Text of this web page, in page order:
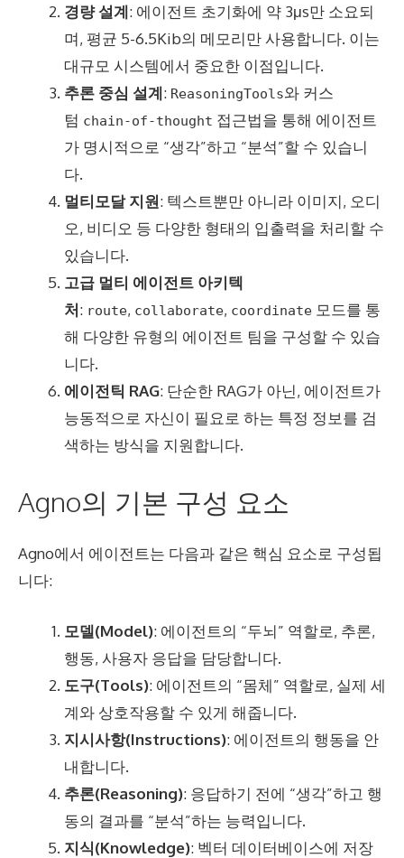
경량 설계: 에이전트 초기화에 약 3μs만 소요되
며, 평균 5-6.5Kib의 메모리만 사용합니다. 이는
대규모 시스템에서 중요한 이점입니다.
추론 중심 설계: ReasoningTools와 커스
텀 chain-of-thought 접근법을 통해 에이전트
가 명시적으로 “생각”하고 “분석”할 수 있습니
다.
멀티모달 지원: 텍스트뿐만 아니라 이미지, 오디
오, 비디오 등 다양한 형태의 입출력을 처리할 수
있습니다.
고급 멀티 에이전트 아키텍
처: route, collaborate, coordinate 모드를 통
해 다양한 유형의 에이전트 팀을 구성할 수 있습
니다.
에이전틱 RAG: 단순한 RAG가 아닌, 에이전트가
능동적으로 자신이 필요로 하는 특정 정보를 검
색하는 방식을 지원합니다.
Agno의 기본 구성 요소
Agno에서 에이전트는 다음과 같은 핵심 요소로 구성됩
니다:
모델(Model): 에이전트의 “두뇌” 역할로, 추론,
행동, 사용자 응답을 담당합니다.
도구(Tools): 에이전트의 “몸체” 역할로, 실제 세
계와 상호작용할 수 있게 해줍니다.
지시사항(Instructions): 에이전트의 행동을 안
내합니다.
추론(Reasoning): 응답하기 전에 “생각”하고 행
동의 결과를 “분석”하는 능력입니다.
지식(Knowledge): 벡터 데이터베이스에 저장